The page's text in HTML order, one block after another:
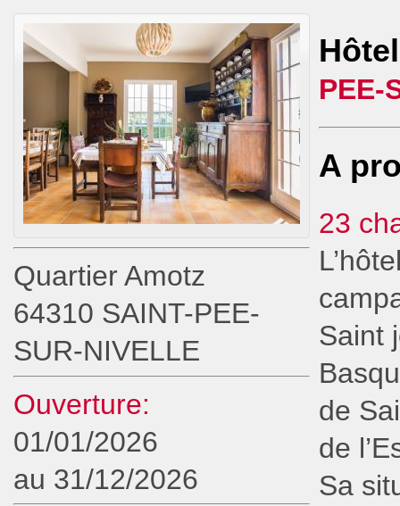
Quartier Amotz
64310 SAINT-PEE-
SUR-NIVELLE
Ouverture:
01/01/2026
au 31/12/2026
PEE-
A
23
Saint
de
de
Sa